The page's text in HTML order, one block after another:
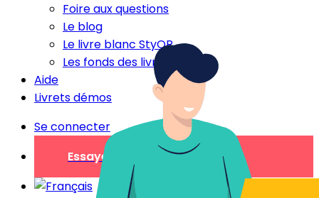
Foire aux questions
Le blog
Le livre blanc StyQR
Les fonds des livrets
Aide
Livrets démos
Se connecter
Essayer gratuitement